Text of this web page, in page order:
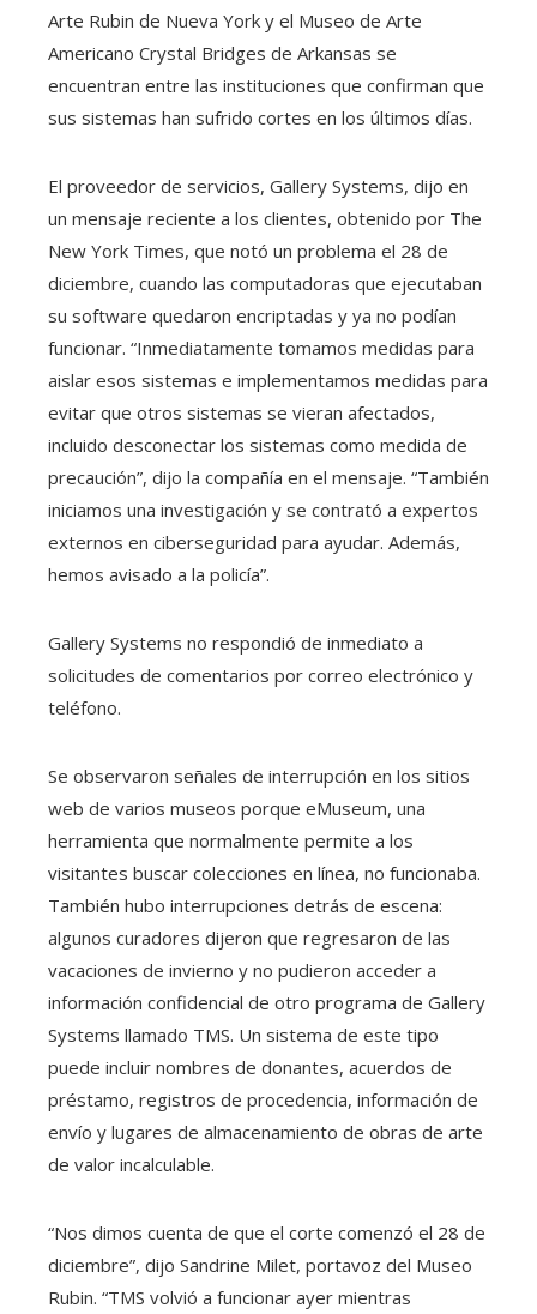
Arte Rubin de Nueva York y el Museo de Arte
Americano Crystal Bridges de Arkansas se
encuentran entre las instituciones que confirman que
sus sistemas han sufrido cortes en los últimos días.
El proveedor de servicios, Gallery Systems, dijo en
un mensaje reciente a los clientes, obtenido por The
New York Times, que notó un problema el 28 de
diciembre, cuando las computadoras que ejecutaban
su software quedaron encriptadas y ya no podían
funcionar. “Inmediatamente tomamos medidas para
aislar esos sistemas e implementamos medidas para
evitar que otros sistemas se vieran afectados,
incluido desconectar los sistemas como medida de
precaución”, dijo la compañía en el mensaje. “También
iniciamos una investigación y se contrató a expertos
externos en ciberseguridad para ayudar. Además,
hemos avisado a la policía”.
Gallery Systems no respondió de inmediato a
solicitudes de comentarios por correo electrónico y
teléfono.
Se observaron señales de interrupción en los sitios
web de varios museos porque eMuseum, una
herramienta que normalmente permite a los
visitantes buscar colecciones en línea, no funcionaba.
También hubo interrupciones detrás de escena:
algunos curadores dijeron que regresaron de las
vacaciones de invierno y no pudieron acceder a
información confidencial de otro programa de Gallery
Systems llamado TMS. Un sistema de este tipo
puede incluir nombres de donantes, acuerdos de
préstamo, registros de procedencia, información de
envío y lugares de almacenamiento de obras de arte
de valor incalculable.
“Nos dimos cuenta de que el corte comenzó el 28 de
diciembre”, dijo Sandrine Milet, portavoz del Museo
Rubin. “TMS volvió a funcionar ayer mientras